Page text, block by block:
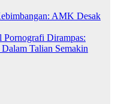
AMK Desak
Pornografi Dirampas:
Talian Semakin